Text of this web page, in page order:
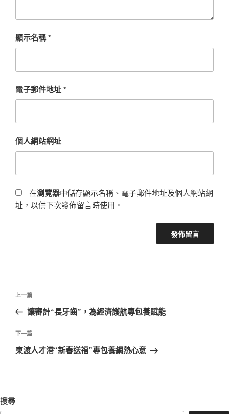
顯示名稱*
電子郵件地址*
個人網站網址
在瀏覽器中儲存顯示名稱、電子郵件地址及個人網站網
址，以供下次發佈留言時使用。
文
導
覽
上
一
文
章
上一篇
讓審計“長牙齒”，為經濟護航專包養賦能
下
一
下一篇
東渡人才港“新春送福”專包養網熱心意
搜尋